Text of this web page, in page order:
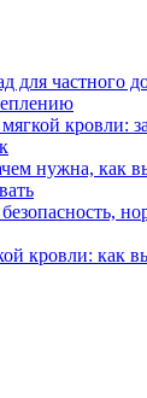
для частного
кровли:
нужна, как
кровли: как